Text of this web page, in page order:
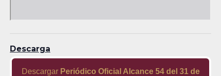
Descarga
Descargar Periódico Oficial Alcance 54 del 31 de